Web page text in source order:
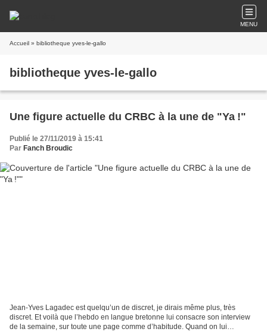
MENU
Accueil » bibliotheque yves-le-gallo
bibliotheque yves-le-gallo
Une figure actuelle du CRBC à la une de "Ya !"
Publié le 27/11/2019 à 15:41
Par Fanch Broudic
Jean-Yves Lagadec est quelqu’un de discret, je dirais même plus, très
discret. Et voilà que l’hebdo en langue bretonne lui consacre son interview
de la semaine, sur toute une page comme d’habitude. Quand on lui